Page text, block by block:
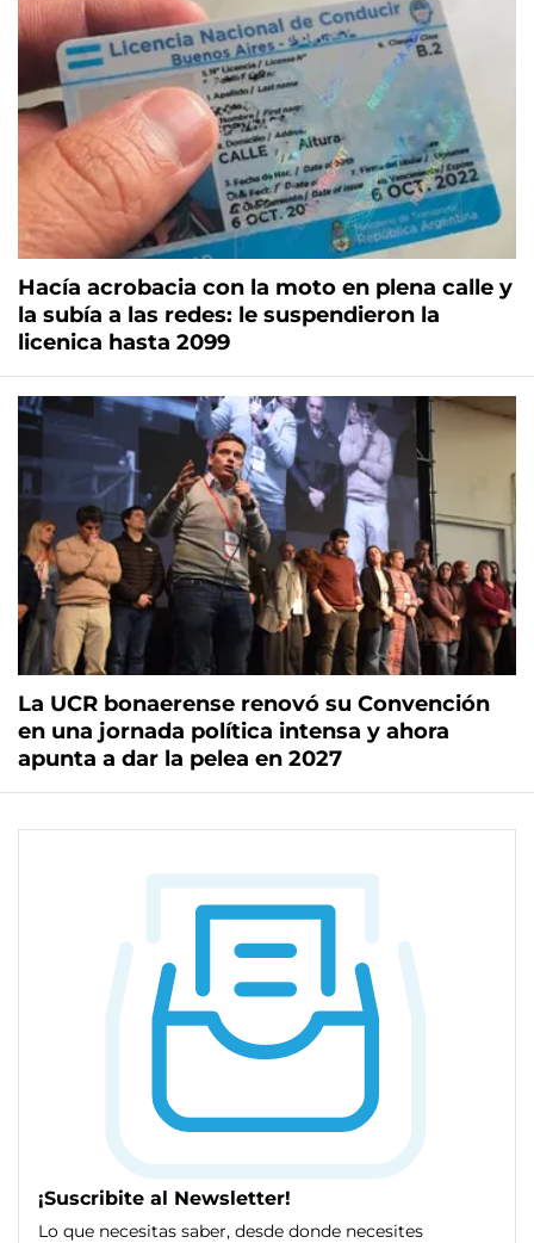
Hacía acrobacia con la moto en plena calle y
la subía a las redes: le suspendieron la
licenica hasta 2099
La UCR bonaerense renovó su Convención
en una jornada política intensa y ahora
apunta a dar la pelea en 2027
¡Suscribite al Newsletter!
Lo que necesitas saber, desde donde necesites